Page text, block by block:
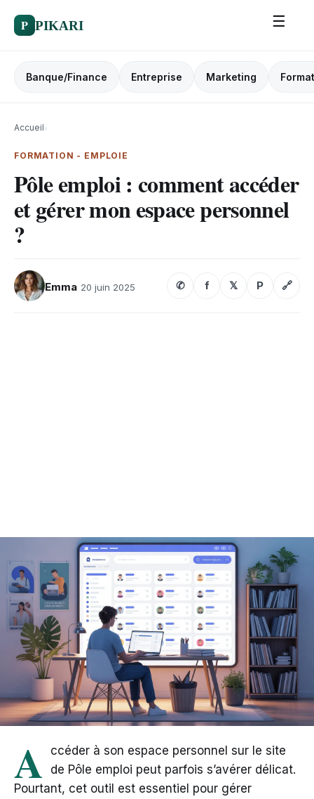
P PIKARI ☰
Banque/Finance Entreprise Marketing
Accueil›
FORMATION - EMPLOIE
Pôle emploi : comment accéder
et gérer mon espace personnel
?
Emma 20 juin 2025 ✆ f 𝕏 P 🔗
A
ccéder à son espace personnel sur le site
de Pôle emploi peut parfois s’avérer délicat.
Pourtant, cet outil est essentiel pour gérer